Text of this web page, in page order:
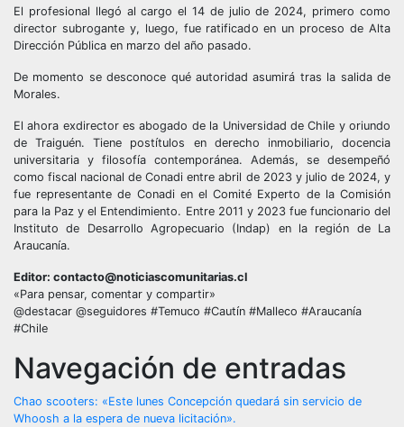
El profesional llegó al cargo el 14 de julio de 2024, primero como
director subrogante y, luego, fue ratificado en un proceso de Alta
Dirección Pública en marzo del año pasado.
De momento se desconoce qué autoridad asumirá tras la salida de
Morales.
El ahora exdirector es abogado de la Universidad de Chile y oriundo
de Traiguén. Tiene postítulos en derecho inmobiliario, docencia
universitaria y filosofía contemporánea. Además, se desempeñó
como fiscal nacional de Conadi entre abril de 2023 y julio de 2024, y
fue representante de Conadi en el Comité Experto de la Comisión
para la Paz y el Entendimiento. Entre 2011 y 2023 fue funcionario del
Instituto de Desarrollo Agropecuario (Indap) en la región de La
Araucanía.
Editor: contacto@noticiascomunitarias.cl
«Para pensar, comentar y compartir»
@destacar @seguidores #Temuco #Cautín #Malleco #Araucanía
#Chile
Navegación de entradas
Chao scooters: «Este lunes Concepción quedará sin servicio de
Whoosh a la espera de nueva licitación».